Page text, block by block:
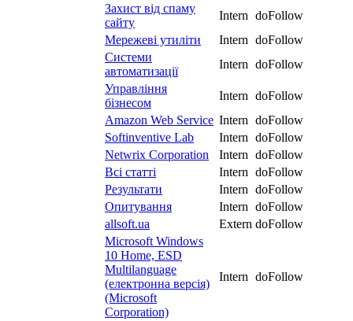
Захист від спаму
сайту
Intern doFollow
Мережеві утиліти
Intern doFollow
Системи
автоматизації
Intern doFollow
Управління
бізнесом
Intern doFollow
Amazon Web Service Intern doFollow
Softinventive Lab
Intern doFollow
Netwrix Corporation
Intern doFollow
Всі статті
Intern doFollow
Результати
Intern doFollow
Опитування
Intern doFollow
allsoft.ua
Extern doFollow
Microsoft Windows
10 Home, ESD
Multilanguage
(електронна версія)
(Microsoft
Corporation)
Intern doFollow